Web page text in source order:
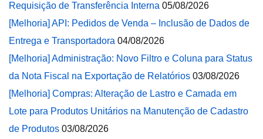
Requisição de Transferência Interna 05/08/2026
[Melhoria] API: Pedidos de Venda – Inclusão de Dados de
Entrega e Transportadora 04/08/2026
[Melhoria] Administração: Novo Filtro e Coluna para Status
da Nota Fiscal na Exportação de Relatórios 03/08/2026
[Melhoria] Compras: Alteração de Lastro e Camada em
Lote para Produtos Unitários na Manutenção de Cadastro
de Produtos 03/08/2026